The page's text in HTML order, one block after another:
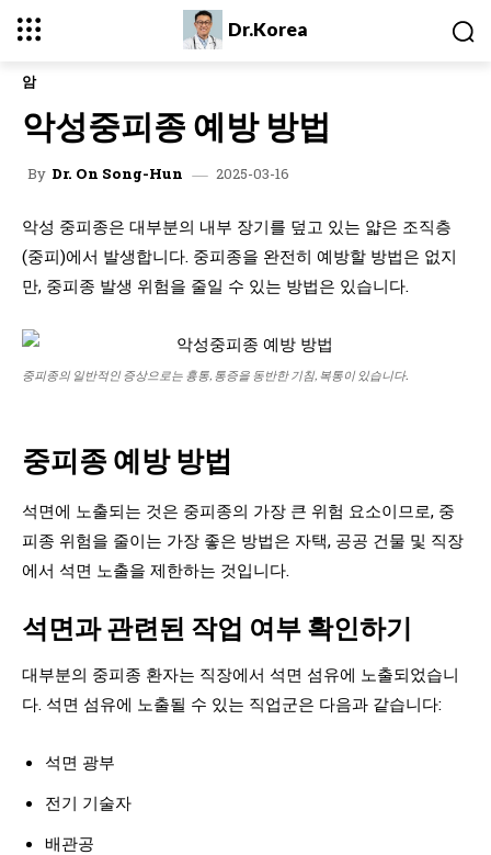
Dr.Korea
암
악성중피종 예방 방법
By Dr. On Song-Hun 2025-03-16
악성 중피종은 대부분의 내부 장기를 덮고 있는 얇은 조직층
(중피)에서 발생합니다. 중피종을 완전히 예방할 방법은 없지
만, 중피종 발생 위험을 줄일 수 있는 방법은 있습니다.
중피종의 일반적인 증상으로는 흉통, 통증을 동반한 기침, 복통이 있습니다.
중피종 예방 방법
석면에 노출되는 것은 중피종의 가장 큰 위험 요소이므로, 중
피종 위험을 줄이는 가장 좋은 방법은 자택, 공공 건물 및 직장
에서 석면 노출을 제한하는 것입니다.
석면과 관련된 작업 여부 확인하기
대부분의 중피종 환자는 직장에서 석면 섬유에 노출되었습니
다. 석면 섬유에 노출될 수 있는 직업군은 다음과 같습니다:
석면 광부
전기 기술자
배관공